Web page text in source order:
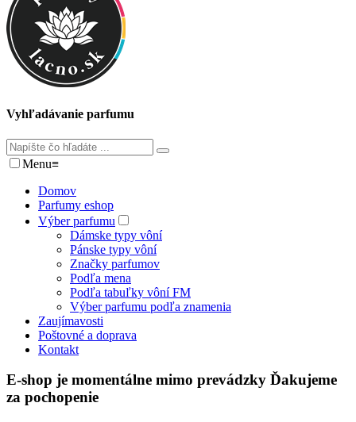
Vyhľadávanie parfumu
Menu≡
Domov
Parfumy eshop
Výber parfumu
Dámske typy vôní
Pánske typy vôní
Značky parfumov
Podľa mena
Podľa tabuľky vôní FM
Výber parfumu podľa znamenia
Zaujímavosti
Poštovné a doprava
Kontakt
E-shop je momentálne mimo prevádzky Ďakujeme
za pochopenie